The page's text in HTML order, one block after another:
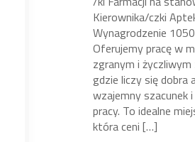
Kierownika/czki
Wynagrodzenie
Oferujemy pracę w
zgranym i życzliwym
gdzie liczy się dobra
wzajemny szacunek
pracy. To idealne
która ceni […]